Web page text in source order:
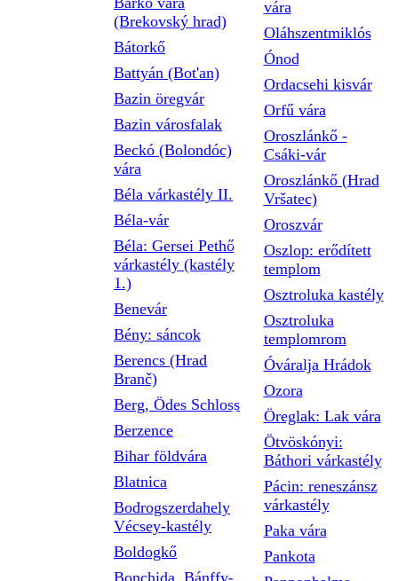
(Brekovský hrad)
Bátorkő
Battyán (Bot'an)
Bazin öregvár
Bazin városfalak
Beckó (Bolondóc)
vára
Béla várkastély II.
Béla-vár
Béla: Gersei Pethő
várkastély (kastély
1.)
Benevár
Bény: sáncok
Berencs (Hrad
Branč)
Berg, Ödes Schloss
Berzence
Bihar földvára
Blatnica
Bodrogszerdahely
Vécsey-kastély
Boldogkő
vára
Oláhszentmiklós
Ónod
Ordacsehi kisvár
Orfű vára
Oroszlánkő -
Csáki-vár
Oroszlánkő (Hrad
Vršatec)
Oroszvár
Oszlop: erődített
templom
Osztroluka kastély
Osztroluka
templomrom
Óváralja Hrádok
Ozora
Öreglak: Lak vára
Ötvöskónyi:
Báthori várkastély
Pácin: reneszánsz
várkastély
Paka vára
Pankota